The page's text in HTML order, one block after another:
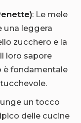
: Le mele
una leggera
zucchero e la
loro sapore
è fondamentale
un tocco
delle cucine